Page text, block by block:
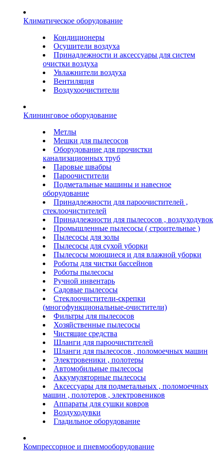
Климатическое оборудование
Кондиционеры
Осушители воздуха
Принадлежности и аксессуары для систем
очистки воздуха
Увлажнители воздуха
Вентиляция
Воздухоочистители
Клининговое оборудование
Метлы
Мешки для пылесосов
Оборудование для прочистки
канализационных труб
Паровые швабры
Пароочистители
Подметальные машины и навесное
оборудование
Принадлежности для пароочистителей ,
стеклоочистителей
Принадлежности для пылесосов , воздуходувок
Промышленные пылесосы ( строительные )
Пылесосы для золы
Пылесосы для сухой уборки
Пылесосы моющиеся и для влажной уборки
Роботы для чистки бассейнов
Роботы пылесосы
Ручной инвентарь
Садовые пылесосы
Стеклоочистители-скрепки
(многофункциональные-очистители)
Фильтры для пылесосов
Хозяйственные пылесосы
Чистящие средства
Шланги для пароочистителей
Шланги для пылесосов , поломоечных машин
Электровеники , полотеры
Автомобильные пылесосы
Аккумуляторные пылесосы
Аксессуары для подметальных , поломоечных
машин , полотеров , электровеников
Аппараты для сушки ковров
Воздуходувки
Гладильное оборудование
Компрессорное и пневмооборудование